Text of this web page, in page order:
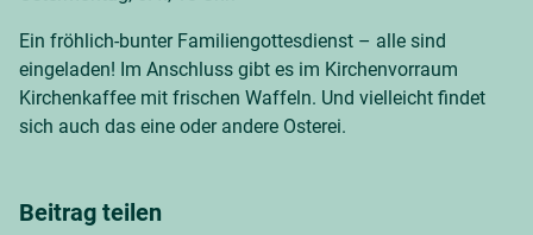
Ein fröhlich-bunter Familiengottesdienst – alle sind
eingeladen! Im Anschluss gibt es im Kirchenvorraum
Kirchenkaffee mit frischen Waffeln. Und vielleicht findet
sich auch das eine oder andere Osterei.
Beitrag teilen